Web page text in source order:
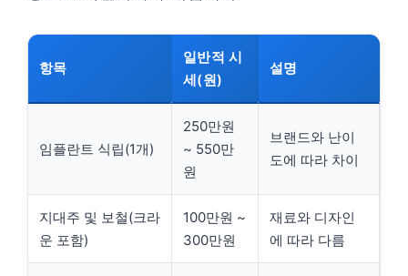
항목
일반적 시
세(원)
설명
임플란트 식립(1개)
250만원
~ 550만
원
브랜드와 난이
도에 따라 차이
지대주 및 보철(크라
운 포함)
100만원 ~
300만원
재료와 디자인
에 따라 다름